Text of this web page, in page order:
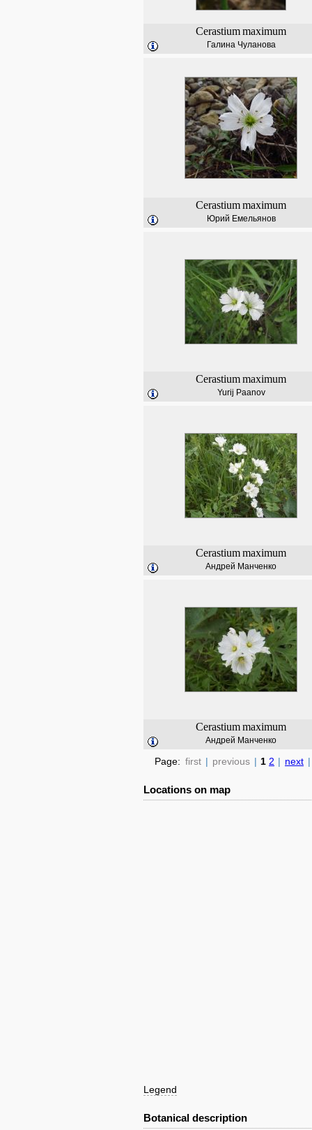
Cerastiummaximum
Галина Чуланова
Cerastiummaximum
Юрий Емельянов
Cerastiummaximum
Yurij Paanov
Cerastiummaximum
Андрей Манченко
Cerastiummaximum
Андрей Манченко
Page: first | previous | 1 2 | next |
Locations on map
Legend
Botanical description